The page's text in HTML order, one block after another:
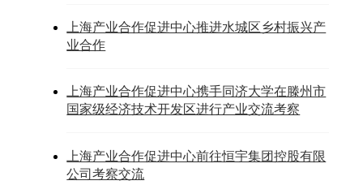
上海产业合作促进中心推进水城区乡村振兴产
业合作
上海产业合作促进中心携手同济大学在滕州市
国家级经济技术开发区进行产业交流考察
上海产业合作促进中心前往恒宇集团控股有限
公司考察交流